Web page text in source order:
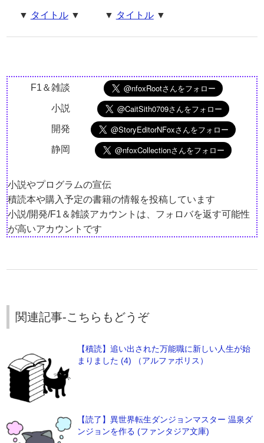
▼ タイトル▼ ▼ タイトル▼
F1＆雑談
小説
開発
静岡
小説やプログラムの宣伝
積読本や購入予定の書籍の情報を投稿しています
小説/開発/F1＆雑談アカウントは、フォロバを返す可能性
が高いアカウントです
関連記事-こちらもどうぞ
【積読】追い出された万能職に新しい人生が始
まりました (4) （アルファポリス）
【読了】異世界転生ダンジョンマスター 温泉ダ
ンジョンを作る (ファンタジア文庫)